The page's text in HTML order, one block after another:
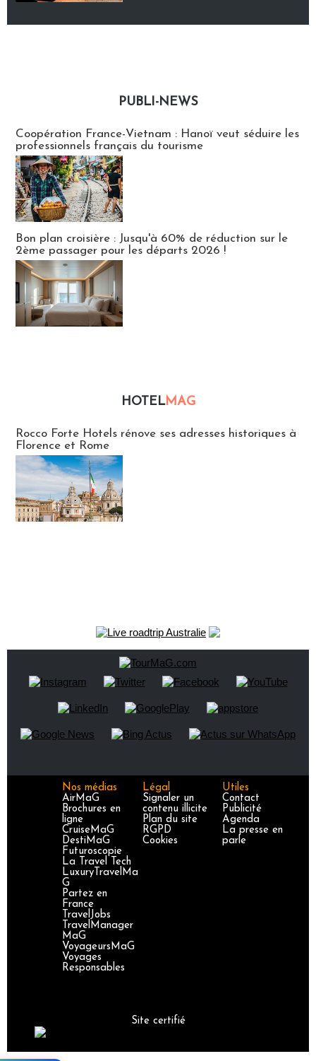
PUBLI-NEWS
Coopération France-Vietnam : Hanoï veut séduire les
professionnels français du tourisme
Bon plan croisière : Jusqu'à 60% de réduction sur le
2ème passager pour les départs 2026 !
HOTELMAG
Rocco Forte Hotels rénove ses adresses historiques à
Florence et Rome
Nos médias
AirMaG
Brochures en
ligne
CruiseMaG
DestiMaG
Futuroscopie
La Travel Tech
LuxuryTravelMa
G
Partez en
France
TravelJobs
TravelManager
MaG
VoyageursMaG
Voyages
Responsables
Légal
Signaler un
contenu illicite
Plan du site
RGPD
Cookies
Utiles
Contact
Publicité
Agenda
La presse en
parle
Site certifié